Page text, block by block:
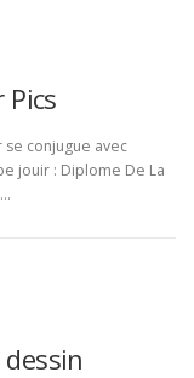
se conjugue avec
jouir : Diplome De La
dessin